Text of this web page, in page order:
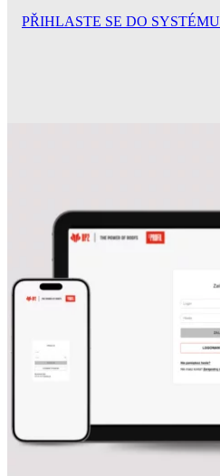
PŘIHLASTE SE DO SYSTÉMU